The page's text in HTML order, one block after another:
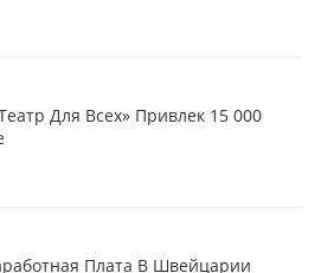
Для Всех» Привлек 15 000
Плата В Швейцарии